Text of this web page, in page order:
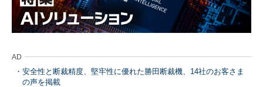
AD
安全性と断裁精度、堅牢性に優れた勝田断裁機、14社のお客さま
の声を掲載